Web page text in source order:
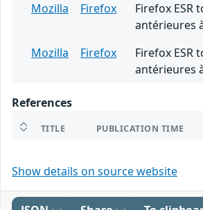
Mozilla
Firefox
Firefox ESR
antérieures
Mozilla
Firefox
Firefox ESR
antérieures
References
TITLE PUBLICATION TIME
Show details on source website